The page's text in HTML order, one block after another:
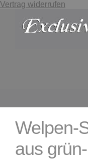
Vertrag widerrufen
Welpen-
aus